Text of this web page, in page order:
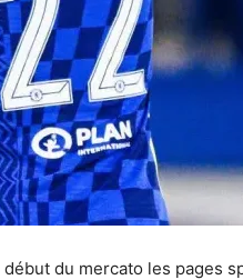
du mercato les pages